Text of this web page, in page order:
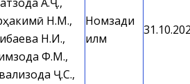
Н.М.,
Н.И.,
Ф.М.,
Ҷ.С.,
Номзади
илм